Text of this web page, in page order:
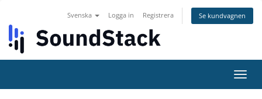
Svenska Logga in Registrera Se kundvagnen
Växla